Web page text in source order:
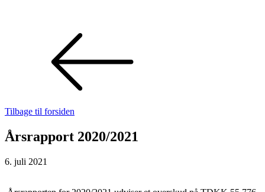
Tilbage til forsiden
Årsrapport 2020/2021
6. juli 2021